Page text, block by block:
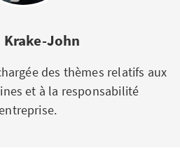
John
des thèmes relatifs aux
et à la responsabilité